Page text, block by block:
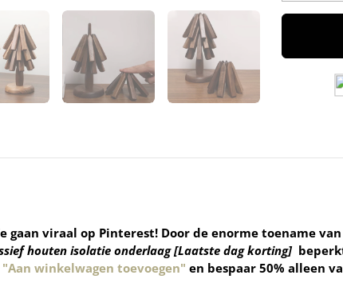
gaan viraal op Pinterest! Door de enorme toename
houten isolatie onderlaag [Laatste dag korting]
"Aan winkelwagen toevoegen" en bespaar 50% alleen